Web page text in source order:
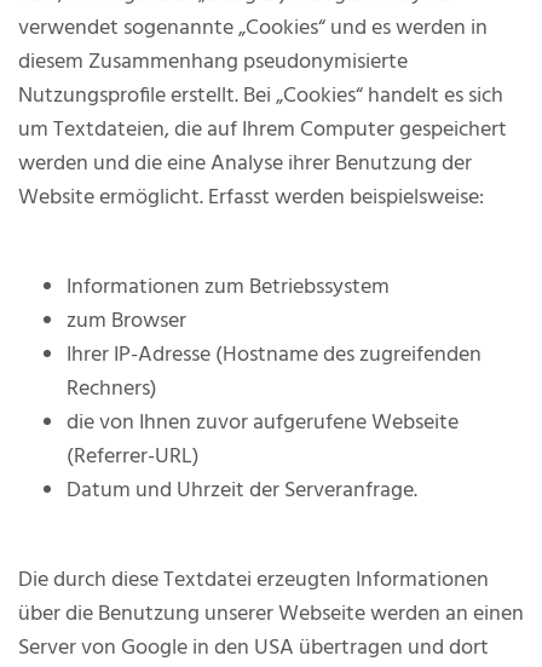
verwendet sogenannte „Cookies“ und es werden in
diesem Zusammenhang pseudonymisierte
Nutzungsprofile erstellt. Bei „Cookies“ handelt es sich
um Textdateien, die auf Ihrem Computer gespeichert
werden und die eine Analyse ihrer Benutzung der
Website ermöglicht. Erfasst werden beispielsweise:
Informationen zum Betriebssystem
zum Browser
Ihrer IP-Adresse (Hostname des zugreifenden
Rechners)
die von Ihnen zuvor aufgerufene Webseite
(Referrer-URL)
Datum und Uhrzeit der Serveranfrage.
Die durch diese Textdatei erzeugten Informationen
über die Benutzung unserer Webseite werden an einen
Server von Google in den USA übertragen und dort